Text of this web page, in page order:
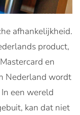
afhankelijkheid.
product,
en
Nederland wordt
een wereld
kan dat niet